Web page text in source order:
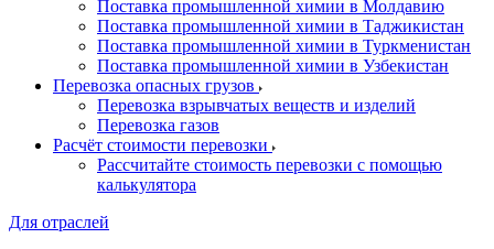
Поставка промышленной химии в Молдавию
Поставка промышленной химии в Таджикистан
Поставка промышленной химии в Туркменистан
Поставка промышленной химии в Узбекистан
Перевозка опасных грузов
Перевозка взрывчатых веществ и изделий
Перевозка газов
Расчёт стоимости перевозки
Рассчитайте стоимость перевозки с помощью
калькулятора
Для отраслей